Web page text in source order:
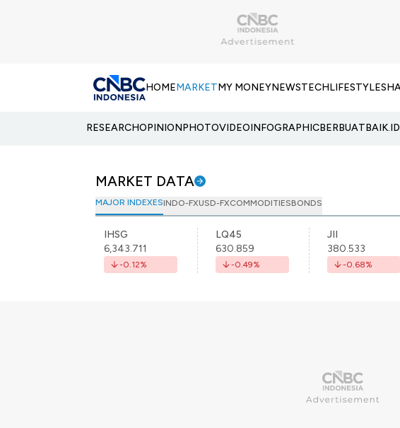
HOMEMARKETMY MONEYNEWSTECHLIFESTYLE
RESEARCHOPINIONPHOTOVIDEOINFOGRAPHICBERBUATBAIK.ID
MARKET DATA
MAJOR INDEXESINDO-FXUSD-FXCOMMODITIESBONDS
IHSG
6,343.711
-0.12%
LQ45
630.859
-0.49%
JII
380.533
-0.68%